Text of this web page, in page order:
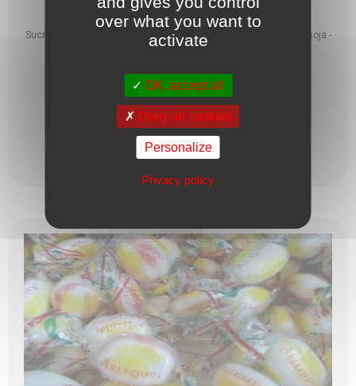
Sucre, pâte de cacao, beurre de cacao, émulsifiant: lécithine de soja -
E476, arôme. Peut ...
2,30€
Lire plus
over what you want to
activate
OK, accept all
Deny all cookies
Personalize
Privacy policy